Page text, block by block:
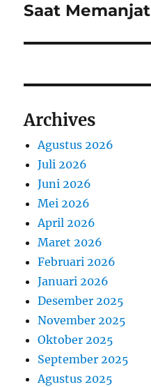
Saat Memanjat
Archives
Agustus 2026
Juli 2026
Juni 2026
Mei 2026
April 2026
Maret 2026
Februari 2026
Januari 2026
Desember 2025
November 2025
Oktober 2025
September 2025
Agustus 2025